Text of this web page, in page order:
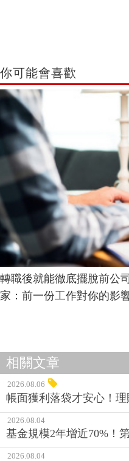
你可能會喜歡
轉職後就能徹底擺脫前公
家：前一份工作對你的影
相關文章
2026.08.06
帳面獲利落袋才安心！
2026.08.04
基金規模2年增近70%！
2026.08.04